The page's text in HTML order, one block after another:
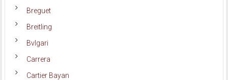
Breguet
Breitling
Bvlgari
Carrera
Cartier Bayan